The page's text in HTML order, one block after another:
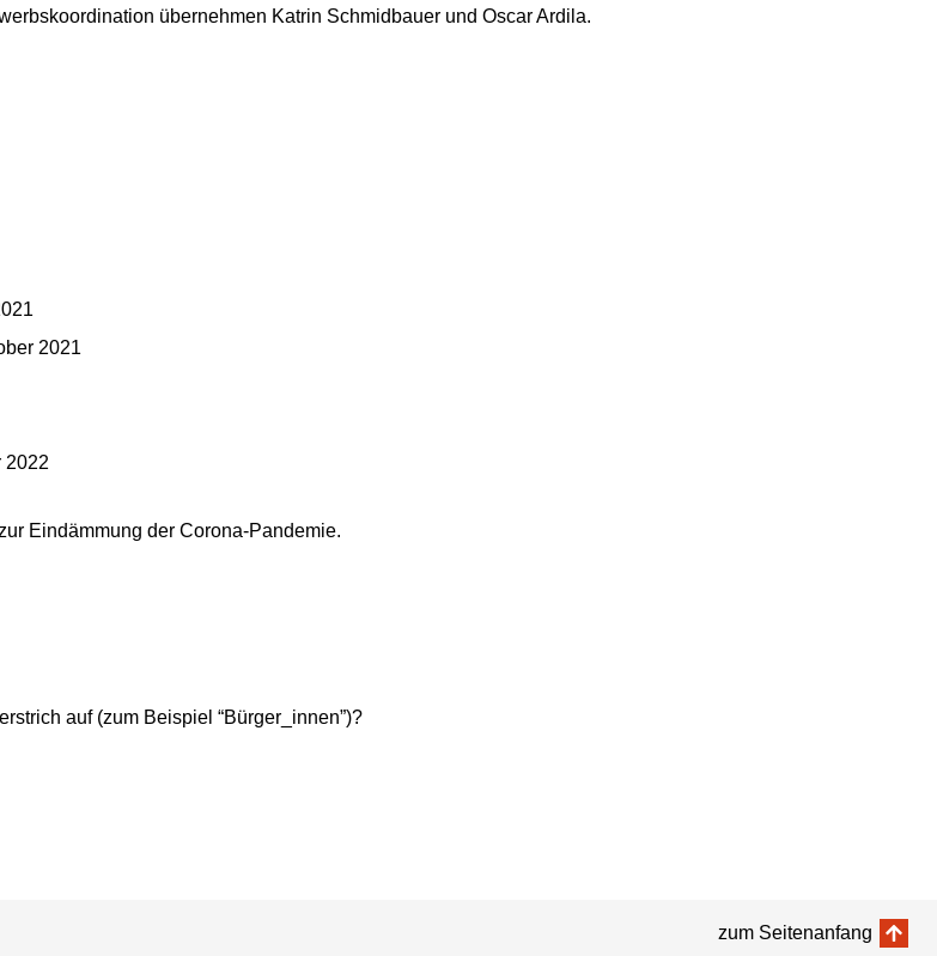
übernehmen Katrin Schmidbauer und Oscar Ardila.
2021
2022
Eindämmung der Corona-Pandemie.
auf (zum Beispiel “Bürger_innen”)?
zum Seitenanfang